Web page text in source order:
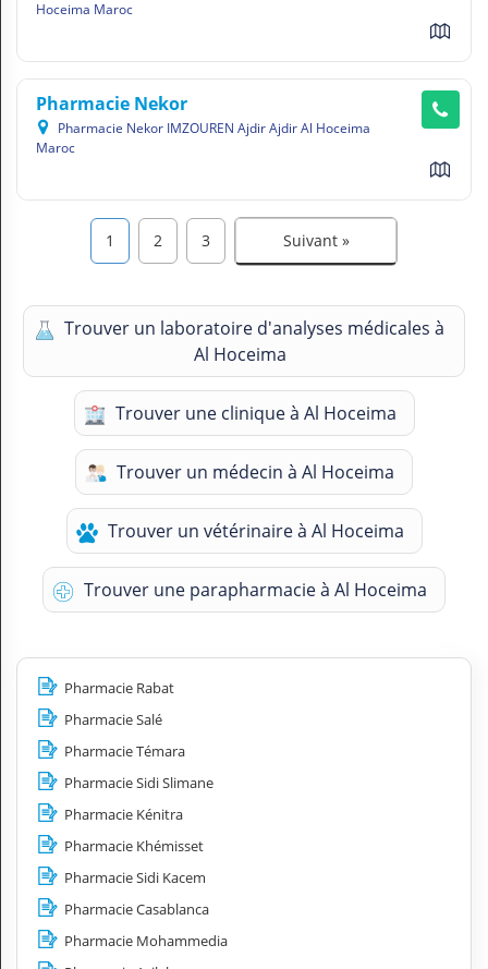
Hoceima Maroc
Pharmacie Nekor
Pharmacie Nekor IMZOUREN Ajdir Ajdir Al Hoceima
Maroc
1 2 3 Suivant »
Trouver un laboratoire d'analyses médicales à
Al Hoceima
Trouver une clinique à Al Hoceima
Trouver un médecin à Al Hoceima
Trouver un vétérinaire à Al Hoceima
Trouver une parapharmacie à Al Hoceima
Pharmacie Rabat
Pharmacie Salé
Pharmacie Témara
Pharmacie Sidi Slimane
Pharmacie Kénitra
Pharmacie Khémisset
Pharmacie Sidi Kacem
Pharmacie Casablanca
Pharmacie Mohammedia